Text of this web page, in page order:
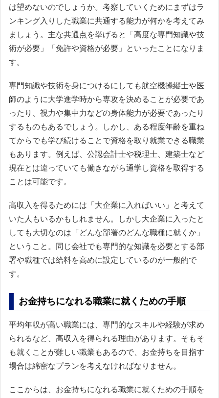
は望めないのでしょうか。考察していくためにまずはラ
ンキング入りした職業に共通する能力が何かを考えてみ
ましょう。主な共通点を挙げると「高度な専門知識や技
術が必要」「免許や資格が必要」といったことになりま
す。
専門知識や技術を身につけるにしても航空機操縦士や医
師のように大学進学時から専攻を決めることが必要であ
ったり、視力や集中力などの身体能力が必要であったり
するものもあるでしょう。しかし、ある程度年齢を重ね
てからでも学び続けることで資格を取り就業できる職業
もあります。例えば、公認会計士や税理士、建築士など
現在とは違っていても働きながら通学し資格を取得する
ことは可能です。
高収入を得るためには「大企業に入ればいい」と考えて
いた人もいるかもしれません。しかし大企業に入ったと
しても大切なのは「どんな部署のどんな職種に就くか」
ということ。同じ会社でも専門的な知識を必要とする部
署や職種では給料を高めに設定しているのが一般的で
す。
お金持ちになれる職業に就くための手順
平均年収が高い職業には、専門的なスキルや経験が求め
られるなど、高収入を得られる理由があります。そもそ
も就くことが難しい職業もあるので、お金持ちを目指す
場合は綿密なプランを考えなければなりません。
ここからは、お金持ちになれる職業に就くための手順を